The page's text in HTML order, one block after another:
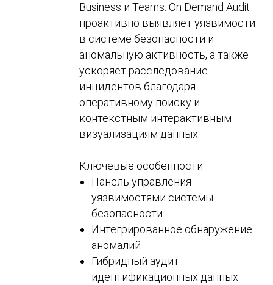
Business и Teams. On Demand Audit
проактивно выявляет уязвимости
в системе безопасности и
аномальную активность, а также
ускоряет расследование
инцидентов благодаря
оперативному поиску и
контекстным интерактивным
визуализациям данных.
Ключевые особенности:
Панель управления
уязвимостями системы
безопасности
Интегрированное обнаружение
аномалий
Гибридный аудит
идентификационных данных